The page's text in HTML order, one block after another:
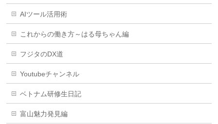
AIツール活用術
これからの働き方～はる母ちゃん編
フジタのDX道
Youtubeチャンネル
ベトナム研修生日記
富山魅力発見編